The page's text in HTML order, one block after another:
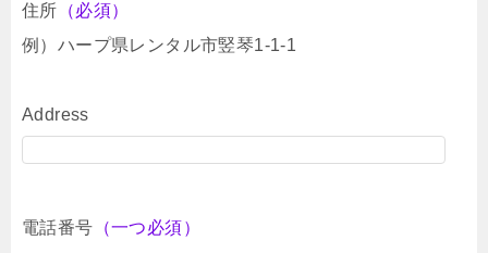
住所 （必須）
例）ハープ県レンタル市竪琴1-1-1
Address
電話番号 （一つ必須）